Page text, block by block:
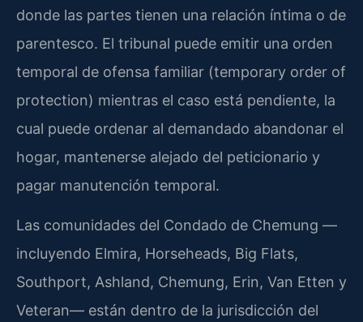
donde las partes tienen una relación íntima o de
parentesco. El tribunal puede emitir una orden
temporal de ofensa familiar (temporary order of
protection) mientras el caso está pendiente, la
cual puede ordenar al demandado abandonar el
hogar, mantenerse alejado del peticionario y
pagar manutención temporal.
Las comunidades del Condado de Chemung —
incluyendo Elmira, Horseheads, Big Flats,
Southport, Ashland, Chemung, Erin, Van Etten y
Veteran— están dentro de la jurisdicción del